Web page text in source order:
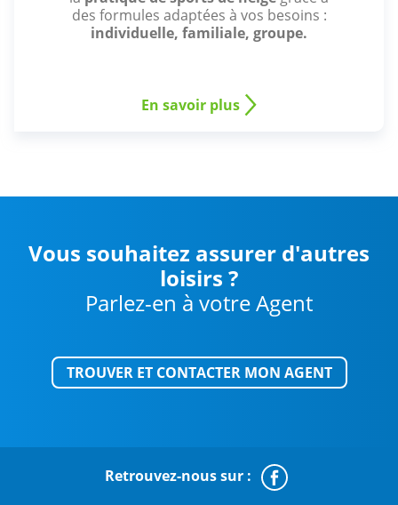
des formules adaptées à vos besoins :
individuelle, familiale, groupe.
En savoir plus
Vous souhaitez assurer d'autres
loisirs ?
Parlez-en à votre Agent
TROUVER ET CONTACTER MON AGENT
Retrouvez-nous sur :